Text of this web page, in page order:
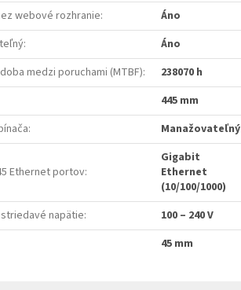
webové rozhranie:
Áno
:
Áno
medzi poruchami (MTBF):
238070 h
445 mm
: Manažovateľný
Ethernet portov:
Gigabit
Ethernet
(10/100/1000)
napätie:
100 – 240 V
45 mm